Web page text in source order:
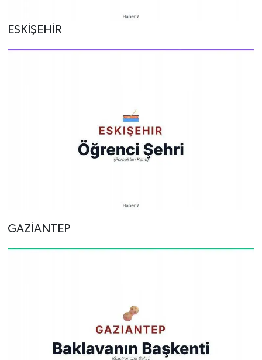
ESKİŞEHİR
GAZİANTEP